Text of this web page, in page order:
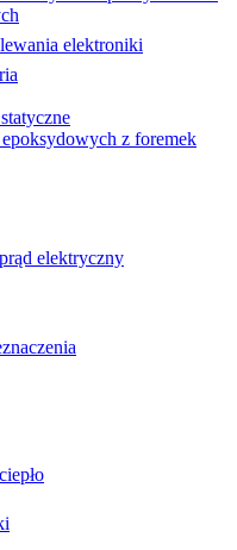
elektroniki
z foremek
elektryczny